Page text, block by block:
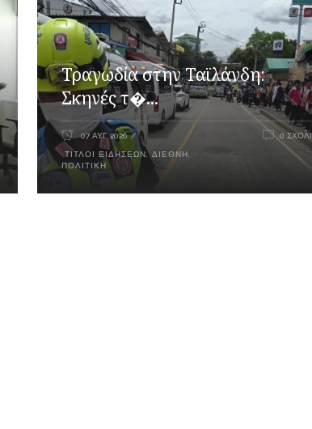
Τραγωδία στην Ταϊλάνδη:
Σκηνές τ�...
07 ΑΥΓ 2026
ΤΊΤΛΟΙ ΕΙΔΉΣΕΩΝ , ΔΙΕΘΝΉ
ΠΟΛΙΤΙΚΉ
0